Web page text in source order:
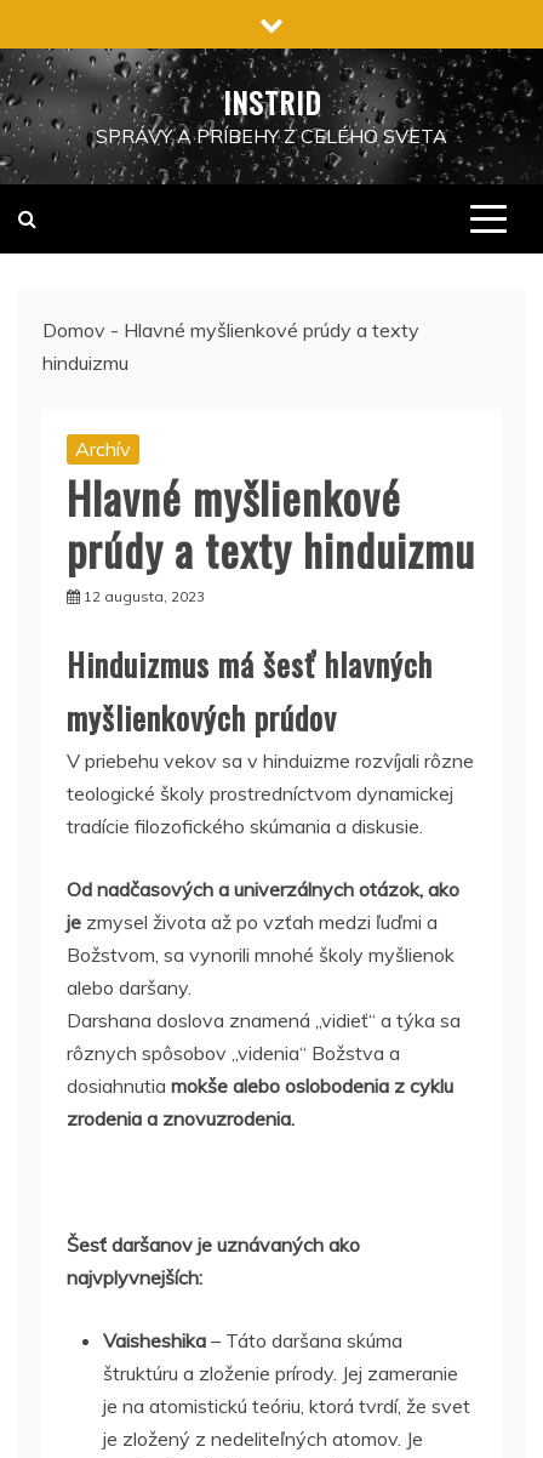
na
obsah
INSTRID
SPRÁVY A PRÍBEHY Z CELÉHO SVETA
Domov - Hlavné myšlienkové prúdy a texty
hinduizmu
Archív
Hlavné myšlienkové
prúdy a texty hinduizmu
12 augusta, 2023
Hinduizmus má šesť hlavných
myšlienkových prúdov
V priebehu vekov sa v hinduizme rozvíjali rôzne
teologické školy prostredníctvom dynamickej
tradície filozofického skúmania a diskusie.
Od nadčasových a univerzálnych otázok, ako
je zmysel života až po vzťah medzi ľuďmi a
Božstvom, sa vynorili mnohé školy myšlienok
alebo daršany.
Darshana doslova znamená „vidieť“ a týka sa
rôznych spôsobov „videnia“ Božstva a
dosiahnutia mokše alebo oslobodenia z cyklu
zrodenia a znovuzrodenia.
Šesť daršanov je uznávaných ako
najvplyvnejších:
Vaisheshika – Táto daršana skúma
štruktúru a zloženie prírody. Jej zameranie
je na atomistickú teóriu, ktorá tvrdí, že svet
je zložený z nedeliteľných atomov. Je